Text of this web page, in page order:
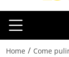
Home / Come